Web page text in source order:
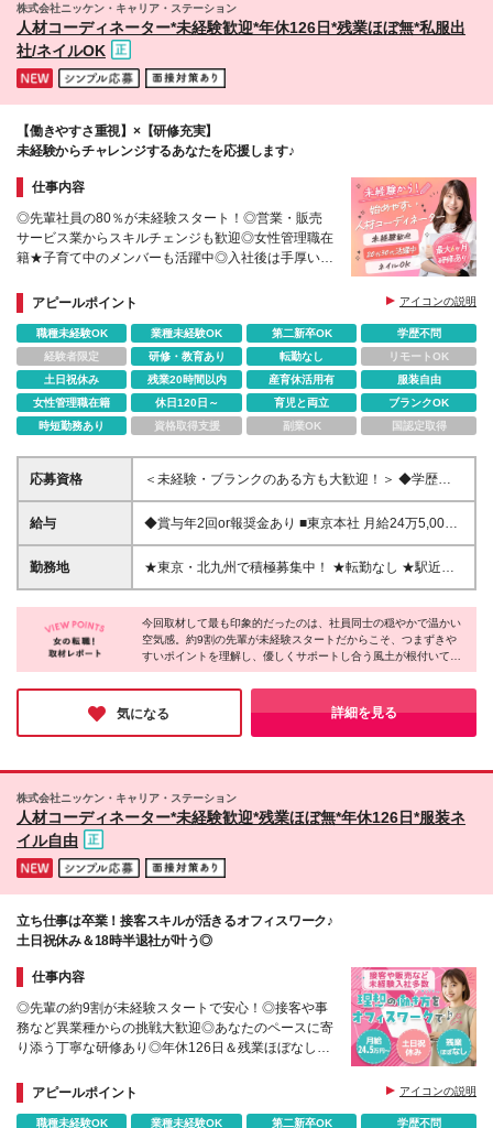
株式会社ニッケン・キャリア・ステーション
人材コーディネーター*未経験歓迎*年休126日*残業ほぼ無*私服出
社/ネイルOK
【働きやすさ重視】×【研修充実】
未経験からチャレンジするあなたを応援します♪
仕事内容
◎先輩社員の80％が未経験スタート！◎営業・販売
サービス業からスキルチェンジも歓迎◎女性管理職在
籍★子育て中のメンバーも活躍中◎入社後は手厚い研
♪
アピールポイント アイコンの説明
職種未経験OK 業種未経験OK 第二新卒OK
学歴不問
経験者限定
研修・教育あり 転勤なし
リモートOK
土日祝休み
残業20時間以内 産育休活用有
服装自由
女性管理職在籍
休日120日～ 育児と両立
ブランクOK
時短勤務あり
資格取得支援 副業OK 国認定取得
応募資格
＜未経験・ブランクのある方も大歓迎！＞ ◆学歴不
問 ◆PCの基本操作ができる方（Word、Excelでの入
力や簡単なタイピングができればOK！） 《こんな方
立させたい方 ◎久しぶりの社会復帰を目指している
方 ◎チームワークを大切に、仲間と協力して働きた
◎新しいお仕事にチャレンジしたい方
給与
◆賞与年2回or報奨金あり ■東京本社 月給24万5,000
円～27万円＋賞与年2回または報奨金 ※上記金額は固
定残業代（46,519円～51,266円：30時間分／月）を
※上記金額は固定残業代（42,722円～46,519円：30
時間分／月）を含み、超過分は別途支給します。 ※経
験・年齢を考慮の上、当社規定により優遇します。 ※
勤務地
★東京・北九州で積極募集中！ ★転勤なし ★駅近オ
フィスで通勤ラクラク 【東京本社】 東京都豊島区池
袋2-38-1 日建学院ビル2階 【北九州支店】 福岡県北
九州市小倉北区紺屋町9-1 明治安田生命小倉ビル11F
※(変更の範囲)上記を除く当社関連勤務地
今回取材して最も印象的だったのは、社員同士の穏やかで温かい
空気感。約9割の先輩が未経験スタートだからこそ、つまずきや
すいポイントを理解し、優しくサポートし合う風土が根付いてい
るのだとか。「日頃から気兼ねなく雑談できるので、人間関係で
悩んだことはありません！」という先輩からの声も伺えました
♪「ここなら無理なく、安心して長く活躍できそう」と心から思
える、温かな魅力に溢れた素敵な職場だと感じました◎
気になる 詳細を見る
株式会社ニッケン・キャリア・ステーション
人材コーディネーター*未経験歓迎*残業ほぼ無*年休126日*服装ネ
イル自由
立ち仕事は卒業！接客スキルが活きるオフィスワーク♪
土日祝休み＆18時半退社が叶う◎
仕事内容
◎先輩の約9割が未経験スタートで安心！◎接客や事
務など異業種からの挑戦大歓迎◎あなたのペースに寄
り添う丁寧な研修あり◎年休126日＆残業ほぼなしで
中
アピールポイント アイコンの説明
職種未経験OK 業種未経験OK 第二新卒OK
学歴不問